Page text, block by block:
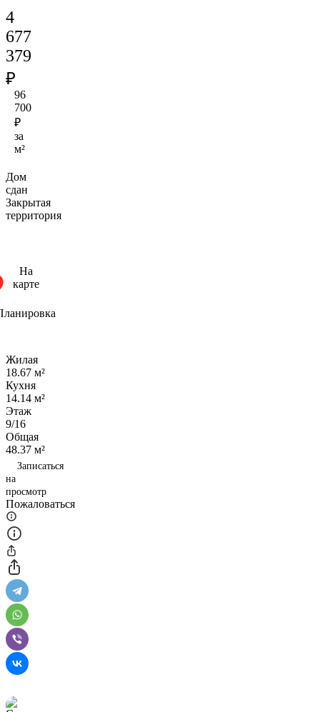
4
677
379
₽
96
700
₽
за
м²
Дом
сдан
Закрытая
территория
На
карте
Жилая
18.67 м²
Кухня
14.14 м²
Этаж
9/16
Общая
48.37 м²
Записаться
на
просмотр
Пожаловаться